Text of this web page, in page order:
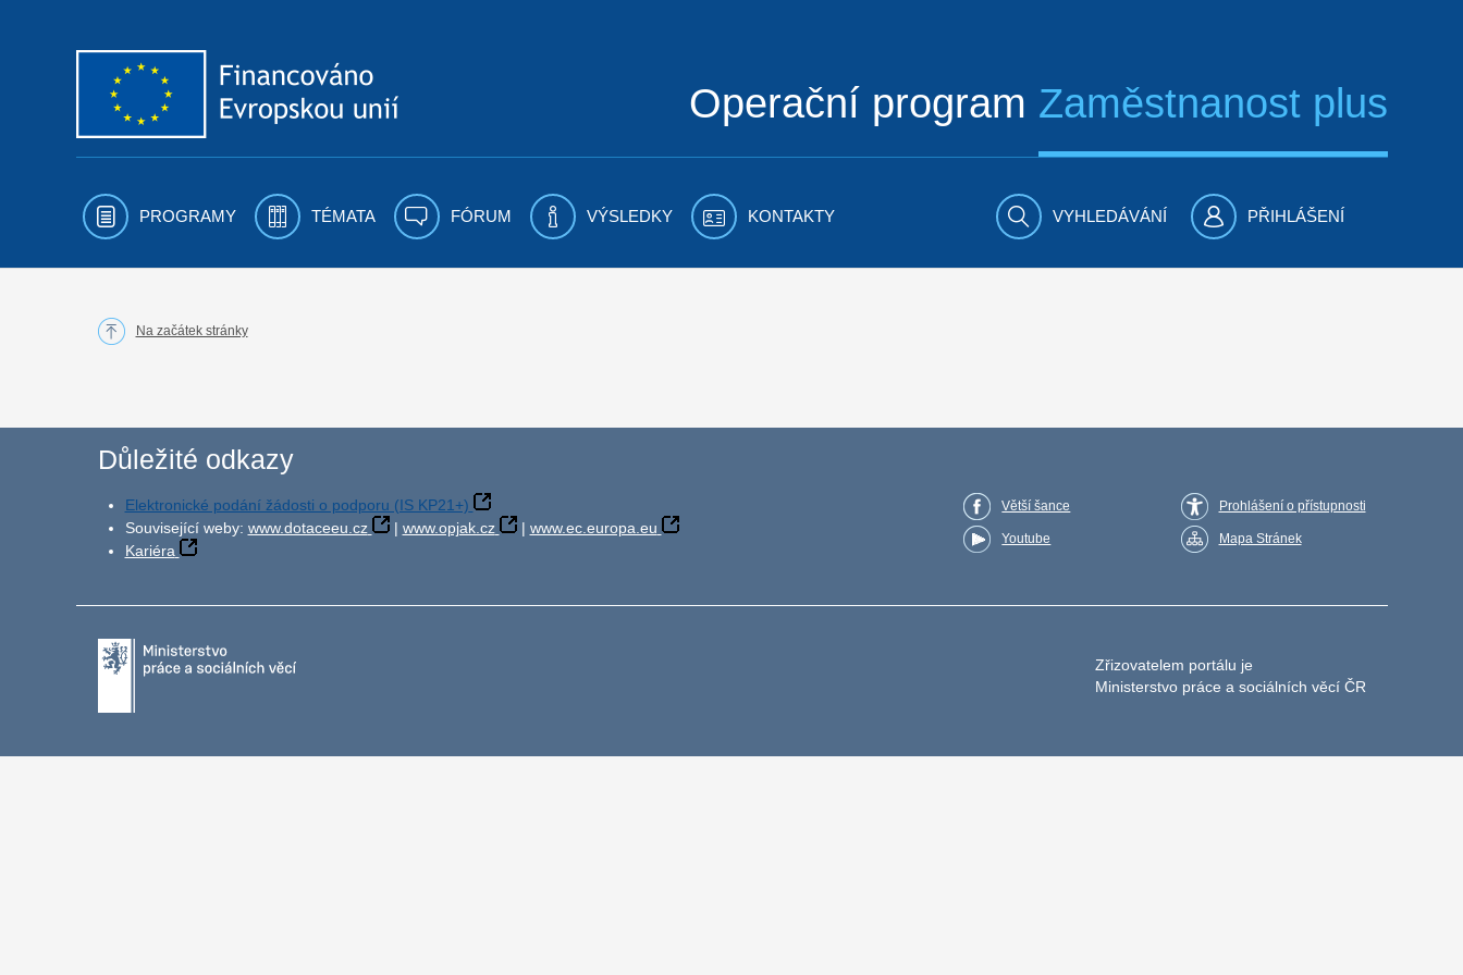
Operační program Zaměstnanost plus
PROGRAMY TÉMATA FÓRUM VÝSLEDKY KONTAKTY VYHLEDÁVÁNÍ PŘIHLÁŠENÍ
Na začátek stránky
Důležité odkazy
Elektronické podání žádosti o podporu (IS KP21+)
Související weby: www.dotaceeu.cz | www.opjak.cz | www.ec.europa.eu
Kariéra
Větší šance
Youtube
Prohlášení o přístupnosti
Mapa Stránek
Zřizovatelem portálu je
Ministerstvo práce a sociálních věcí ČR